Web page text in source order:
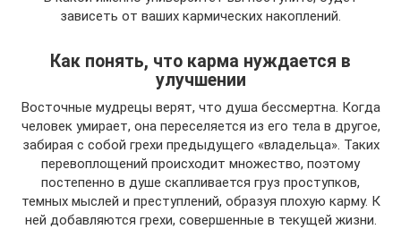
зависеть от ваших кармических накоплений.
Как понять, что карма нуждается в
улучшении
Восточные мудрецы верят, что душа бессмертна. Когда
человек умирает, она переселяется из его тела в другое,
забирая с собой грехи предыдущего «владельца». Таких
перевоплощений происходит множество, поэтому
постепенно в душе скапливается груз проступков,
темных мыслей и преступлений, образуя плохую карму. К
ней добавляются грехи, совершенные в текущей жизни.